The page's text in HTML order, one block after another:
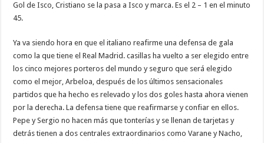
Gol de Isco, Cristiano se la pasa a Isco y marca. Es el 2 – 1 en el minuto
45.
Ya va siendo hora en que el italiano reafirme una defensa de gala
como la que tiene el Real Madrid. casillas ha vuelto a ser elegido entre
los cinco mejores porteros del mundo y seguro que será elegido
como el mejor, Arbeloa, después de los últimos sensacionales
partidos que ha hecho es relevado y los dos goles hasta ahora vienen
por la derecha. La defensa tiene que reafirmarse y confiar en ellos.
Pepe y Sergio no hacen más que tonterías y se llenan de tarjetas y
detrás tienen a dos centrales extraordinarios como Varane y Nacho,